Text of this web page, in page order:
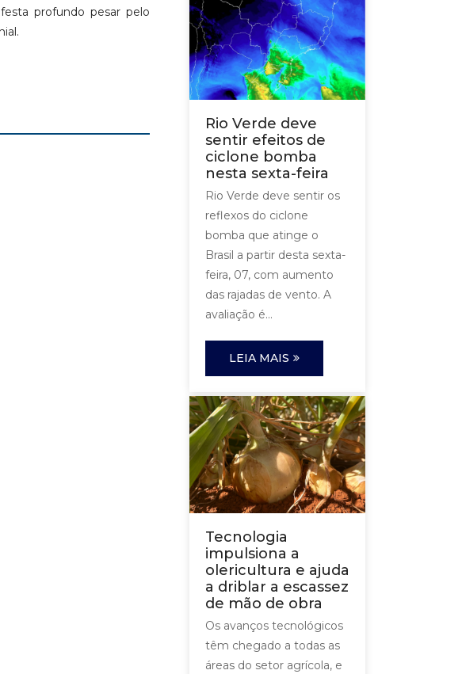
profundo pesar pelo
Rio Verde deve
sentir efeitos de
ciclone bomba
nesta sexta-feira
Rio Verde deve sentir os
reflexos do ciclone
bomba que atinge o
Brasil a partir desta sexta-
feira, 07, com aumento
das rajadas de vento. A
avaliação é...
LEIA MAIS
Tecnologia
impulsiona a
olericultura e ajuda
a driblar a escassez
de mão de obra
Os avanços tecnológicos
têm chegado a todas as
áreas do setor agrícola, e